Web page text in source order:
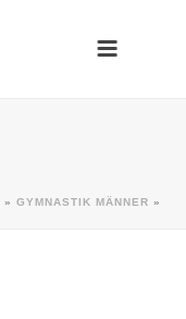
» GYMNASTIK MÄNNER »